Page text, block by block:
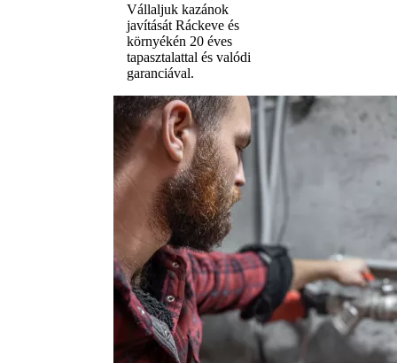
Vállaljuk kazánok
javítását Ráckeve és
környékén 20 éves
tapasztalattal és valódi
garanciával.